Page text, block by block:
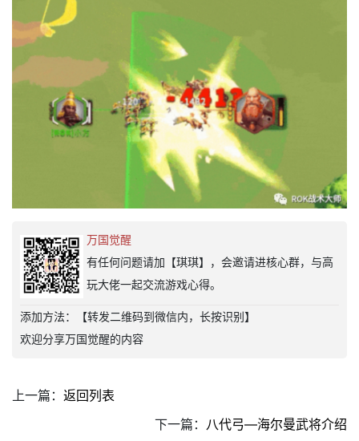
万国觉醒
有任何问题请加【琪琪】，会邀请进核心群，与高
玩大佬一起交流游戏心得。
添加方法：【转发二维码到微信内，长按识别】
欢迎分享万国觉醒的内容
上一篇： 返回列表
下一篇： 八代弓—海尔曼武将介绍